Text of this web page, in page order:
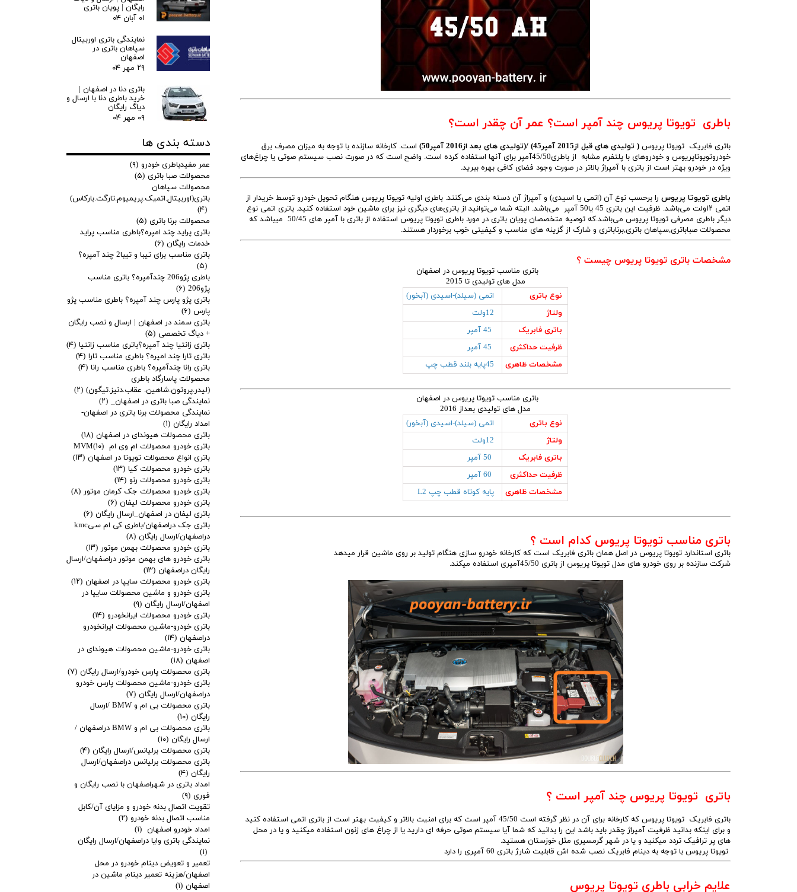
باطری تویوتا پریوس چند آمپر است؟ عمر آن چقدر است؟
باتری فابریک تویوتا پریوس ( تولیدی های قبل از2015 آمپر45) /(تولیدی های بعد از2016 آمپر50)
است. کارخانه سازنده با توجه به میزان مصرف برق
خودروتویوتاپریوس و خودروهای با پلتفرم مشابه از باطری45/50آمپر برای آنها استفاده کرده است. واضح است که در صورت نصب سیستم صوتی یا چراغ‌های
ویژه در خودرو بهتر است از باتری با آمپراژ بالاتر در صورت وجود فضای کافی بهره ببرید.
باطری تویوتا پریوس را برحسب نوع آن (اتمی یا اسیدی) و آمپراژ آن دسته بندی می‌کنند. باطری اولیه تویوتا پریوس هنگام تحویل خودرو توسط خریدار از
اتمی ۱۲ولت می‌باشد. ظرفیت این باتری 45 یا50 آمپر می‌باشد. البته شما می‌توانید از باتری‌های دیگری نیز برای ماشین خود استفاده کنید. باتری اتمی نوع
دیگر باطری مصرفی تویوتا پریوس می‌باشد.که توصیه متخصصان پویان باتری در مورد باطری تویوتا پریوس استفاده از باتری با آمپر های 50/45 میباشد که
محصولات صباباتری,سپاهان باتری,برناباتری و شارک از گزینه های مناسب و کیفیتی خوب برخوردار هستند.
مشخصات باتری تویوتا پریوس چیست ؟
باتری مناسب تویوتا پریوس در اصفهان
مدل های تولیدی تا 2015
نوع باتری
اتمی (سیلد)-اسیدی (آبخور)
ولتاژ
باتری فابریک
ظرفیت حداکثری
مشخصات ظاهری
باتری مناسب تویوتا پریوس در اصفهان
مدل های تولیدی بعداز 2016
نوع باتری
اتمی (سیلد)-اسیدی (آبخور)
ولتاژ
باتری فابریک
ظرفیت حداکثری
مشخصات ظاهری
پایه کوتاه قطب چپ L2
باتری مناسب تویوتا پریوس کدام است ؟
باتری استاندارد تویوتا پریوس در اصل همان باتری فابریک است که کارخانه خودرو سازی هنگام تولید بر روی ماشین قرار میدهد
شرکت سازنده بر روی خودرو های مدل تویوتا پریوس از باتری 45/50آمپری استفاده میکند.
باتری تویوتا پریوس چند آمپر است ؟
باتری فابریک تویوتا پریوس که کارخانه برای آن در نظر گرفته است 45/50 آمپر است که برای امنیت بالاتر و کیفیت بهتر است از باتری اتمی استفاده کنید
و برای اینکه بدانید ظرفیت آمپراژ چقدر باید باشد این را بدانید که شما آیا سیستم صوتی حرفه ای دارید یا از چراغ های زنون استفاده میکنید و یا در محل
های پر ترافیک تردد میکنید و یا در شهر گرمسیری مثل خوزستان هستید.
تویوتا پریوس با توجه به دینام فابریک نصب شده اش قابلیت شارژ باتری 60 آمپری را دارد
علایم خرابی باطری تویوتا پریوس
رایگان | پویان باتری
۰۱ آبان ۰۴
نمایندگی باتری اوربیتال
سپاهان باتری در
اصفهان
۲۹ مهر ۰۴
باتری دنا در اصفهان |
خرید باطری دنا با ارسال و
دیاگ رایگان
۰۹ مهر ۰۴
دسته بندی ها
عمر مفیدباطری خودرو (۹)
محصولات صبا باتری (۵)
محصولات سپاهان
باتری(اوربیتال.اتمیک.پریمیوم.تارگت.بارکاس)
(۴)
محصولات برنا باتری (۵)
باتری پراید چند امپره؟باطری مناسب پراید
خدمات رایگان (۶)
باتری مناسب برای تیبا و تیبا2 چند آمپره؟
(۵)
باطری پژو206 چندآمپره؟ باتری مناسب
پژو206
(۶)
باتری پژو پارس چند آمپره؟ باطری مناسب پژو
پارس (۶)
باتری سمند در اصفهان | ارسال و نصب رایگان
+ دیاگ تخصصی (۵)
باتری زانتیا چند آمپره؟باتری مناسب زانتیا (۴)
باتری تارا چند امپره؟ باطری مناسب تارا (۴)
باتری رانا چندآمپره؟ باطری مناسب رانا (۴)
محصولات پاسارگاد باطری
(لیدر.پروتون.شاهین. عقاب.دنیز.تیگون) (۲)
نمایندگی صبا باتری در اصفهان_ (۲)
نمایندگی محصولات برنا باتری در اصفهان-
امداد رایگان (۱)
باتری محصولات هیوندای در اصفهان (۱۸)
باتری خودرو محصولات ام وی ام MVM (۱۰)
باتری انواع محصولات تویوتا در اصفهان (۱۳)
باتری خودرو محصولات کیا (۱۳)
باتری خودرو محصولات رنو (۱۴)
باتری خودرو محصولات جک کرمان موتور (۸)
باتری خودرو محصولات لیفان (۶)
باتری لیفان در اصفهان_ارسال رایگان (۶)
باتری جک دراصفهان/باطری کی ام سیkmc
دراصفهان/ارسال رایگان (۸)
باتری خودرو محصولات بهمن موتور (۱۳)
باتری خودرو های بهمن موتور دراصفهان/ارسال
رایگان دراصفهان (۱۳)
باتری خودرو محصولات سایپا در اصفهان (۱۲)
باتری خودرو و ماشین محصولات سایپا در
اصفهان/ارسال رایگان (۹)
باتری خودرو محصولات ایرانخودرو (۱۴)
باتری خودرو-ماشین محصولات ایرانخودرو
دراصفهان (۱۴)
باتری خودرو-ماشین محصولات هیوندای در
اصفهان (۱۸)
باتری محصولات پارس خودرو/ارسال رایگان (۷)
باتری خودرو-ماشین محصولات پارس خودرو
دراصفهان/ارسال رایگان (۷)
باتری محصولات بی ام و BMW /ارسال
رایگان (۱۰)
باتری محصولات بی ام و BMW دراصفهان /
ارسال رایگان (۱۰)
باتری محصولات برلیانس/ارسال رایگان (۴)
باتری محصولات برلیانس دراصفهان/ارسال
رایگان (۴)
امداد باتری در شهراصفهان با نصب رایگان و
فوری (۹)
تقویت اتصال بدنه خودرو و مزایای آن/کابل
مناسب اتصال بدنه خودرو (۲)
امداد خودرو اصفهان (۱)
نمایندگی باتری وایا دراصفهان/ارسال رایگان
(۱)
تعمیر و تعویض دینام خودرو در محل
اصفهان/هزینه تعمیر دینام ماشین در
اصفهان (۱)